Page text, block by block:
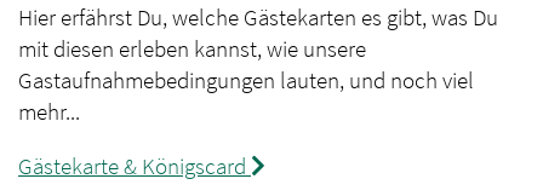
Hier erfährst Du, welche Gästekarten es gibt, was Du
mit diesen erleben kannst, wie unsere
Gastaufnahmebedingungen lauten, und noch viel
mehr...
Gästekarte & Königscard